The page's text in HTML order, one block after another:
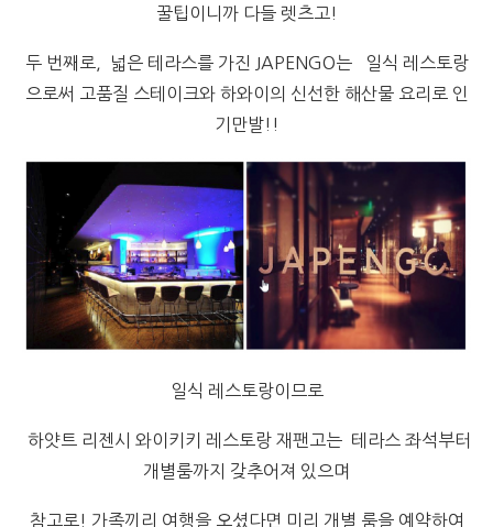
꿀팁이니까 다들 렛츠고!
두 번째로, 넓은 테라스를 가진 JAPENGO는 일식 레스토랑
으로써 고품질 스테이크와 하와이의 신선한 해산물 요리로 인
기만발!!
일식 레스토랑이므로
하얏트 리젠시 와이키키 레스토랑 재팬고는 테라스 좌석부터
개별룸까지 갖추어져 있으며
참고로! 가족끼리 여행을 오셨다면 미리 개별 룸을 예약하여